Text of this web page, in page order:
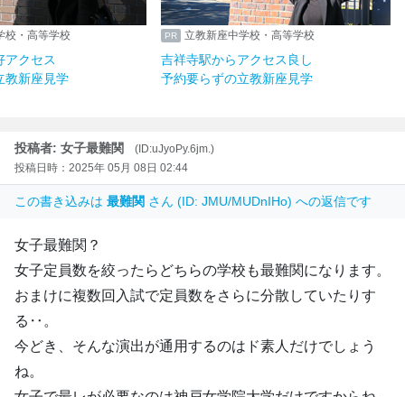
校・高等学校
アクセス
教新座見学
立教新座中学校・高等学校
吉祥寺駅からアクセス良し
予約要らずの立教新座見学
投稿者: 女子最難関
(ID:uJyoPy.6jm.)
投稿日時：2025年 05月 08日 02:44
この書き込みは 最難関 さん (ID: JMU/MUDnIHo) への返信です
女子最難関？
女子定員数を絞ったらどちらの学校も最難関になります。
おまけに複数回入試で定員数をさらに分散していたりす
る‥。
今どき、そんな演出が通用するのはド素人だけでしょう
ね。